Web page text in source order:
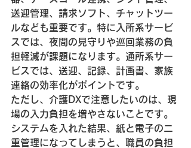
送迎管理、請求ソフト、チャットツー
ルなども重要です。特に入所系サービ
スでは、夜間の見守りや巡回業務の負
担軽減が課題になります。通所系サー
ビスでは、送迎、記録、計画書、家族
連絡の効率化がポイントです。
ただし、介護DXで注意したいのは、現
場の入力負担を増やさないことです。
システムを入れた結果、紙と電子の二
重管理になってしまうと、職員の負担